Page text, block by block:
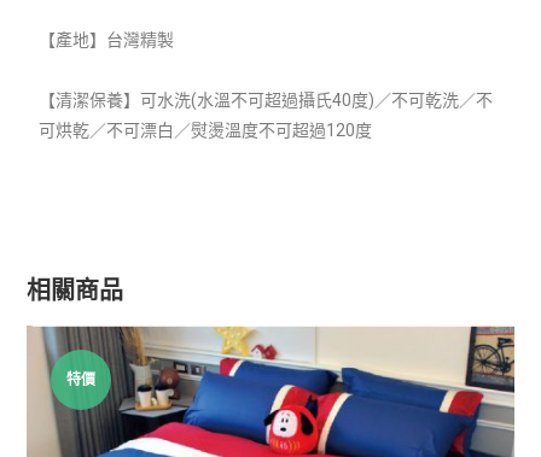
【產地】台灣精製
【清潔保養】可水洗(水溫不可超過攝氏40度)／不可乾洗／不
可烘乾／不可漂白／熨燙溫度不可超過120度
相關商品
特價